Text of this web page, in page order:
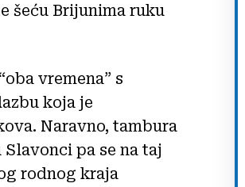
šeću Brijunima ruku
vremena” s
koja je
Naravno, tambura
pa se na taj
rodnog kraja